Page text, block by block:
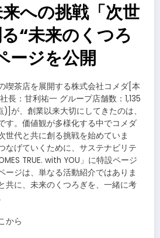
への挑戦「次世
“未来のくつろ
ージを公開
喫茶店を展開する株式会社コメダ[本
長：甘利祐一 グループ店舗数：1,135
が、創業以来大切にしてきたのは、
す。価値観が多様化する中でコメダ
世代と共に創る挑戦を始めていま
なげていくために、サステナビリテ
TRUE. with YOU」に特設ページ
ージは、単なる活動紹介ではありま
共に、未来のくつろぎを、一緒に考
から